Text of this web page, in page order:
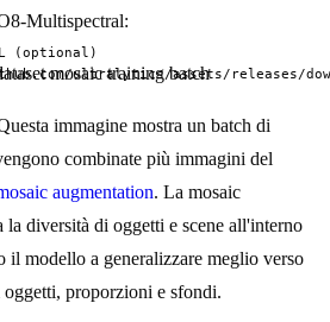
(optional)
ultralytics/assets/releases/
Multispectral:
immagine mostra un batch di
combinate più immagini del
augmentation. La mosaic
la diversità di oggetti e scene all'interno
il modello a generalizzare meglio verso
proporzioni e sfondi.